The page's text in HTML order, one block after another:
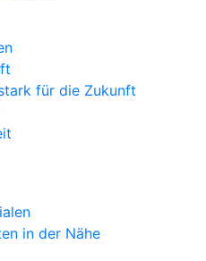
für die Zukunft
in der Nähe